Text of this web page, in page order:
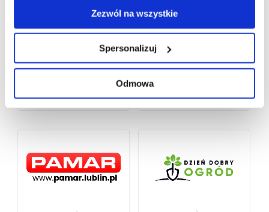
Zezwól na wszystkie
Spersonalizuj
Odmowa